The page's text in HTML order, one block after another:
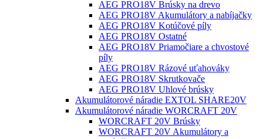
AEG PRO18V Brúsky na drevo
AEG PRO18V Akumulátory a nabíjačky
AEG PRO18V Kotúčové píly
AEG PRO18V Ostatné
AEG PRO18V Priamočiare a chvostové
píly
AEG PRO18V Rázové uťahováky
AEG PRO18V Skrutkovače
AEG PRO18V Uhlové brúsky
Akumulátorové náradie EXTOL SHARE20V
Akumulátorové náradie WORCRAFT 20V
WORCRAFT 20V Brúsky
WORCRAFT 20V Akumulátory a